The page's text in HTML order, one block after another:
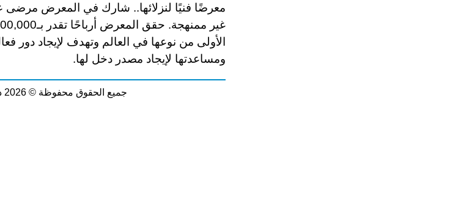
معرضًا فنيًا لنزلائها.. شارك في المعرض مرضى
الأولى من نوعها في العالم وتهدف لإيجاد دور
ومساعدتها لإيجاد مصدر دخل لها.
جميع الحقوق محفوظة © 2026 دبي للإعلام